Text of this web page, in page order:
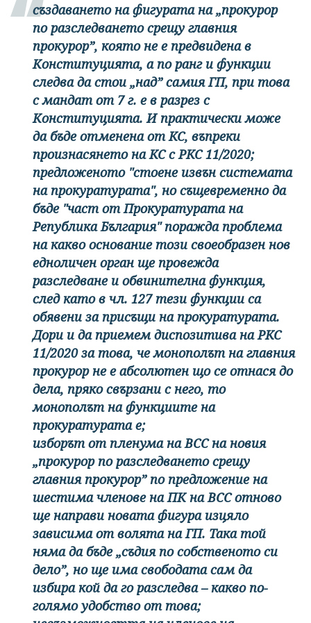
създаването на фигурата на „прокурор
по разследването срещу главния
прокурор”, която не е предвидена в
Конституцията, а по ранг и функции
следва да стои „над” самия ГП, при това
с мандат от 7 г. е в разрез с
Конституцията. И практически може
да бъде отменена от КС, въпреки
произнасянето на КС с РКС 11/2020;
предложеното "стоене извън системата
на прокуратурата", но същевременно да
бъде "част от Прокуратурата на
Република България" поражда проблема
на какво основание този своеобразен нов
едноличен орган ще провежда
разследване и обвинителна функция,
след като в чл. 127 тези функции са
обявени за присъщи на прокуратурата.
Дори и да приемем диспозитива на РКС
11/2020 за това, че монополът на главния
прокурор не е абсолютен що се отнася до
дела, пряко свързани с него, то
монополът на функциите на
прокуратурата е;
изборът от пленума на ВСС на новия
„прокурор по разследването срещу
главния прокурор” по предложение на
шестима членове на ПК на ВСС отново
ще направи новата фигура изцяло
зависима от волята на ГП. Така той
няма да бъде „съдия по собственото си
дело”, но ще има свободата сам да
избира кой да го разследва – какво по-
голямо удобство от това;